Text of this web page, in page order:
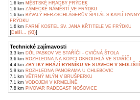
1,6 km MĚSTSKÉ HRADBY FRÝDEK
1,6 km ZÁMECKÉ NÁMĚSTÍ VE FRÝDKU
1,6 km BÝVALÝ HERZSCHLÁGERŮV ŠPITÁL S KAPLÍ
FRÝDKU
1,6 km FARNÍ KOSTEL SV. JANA KŘTITELE VE FRÝDKU
[Další... (93)]
Technické zajímavosti
3,3 km DŮL PASKOV VE STAŘÍČI - CVIČNÁ ŠTOLA
3,6 km ROZHLEDNA NA KOPCI OKROUHLÁ VE STAŘÍČI
4,4 km ZBYTKY HRÁZÍ RYBNÍKU VE STAVECH V
5,9 km ROZHLEDNA PANORAMA U CHLEBOVIC
7,1 km VĚTRNÝ MLÝN V BRUŠPERKU
7,1 km VODOJEM V KRMELÍNĚ
7,8 km PIVOVAR RADEGAST NOŠOVICE